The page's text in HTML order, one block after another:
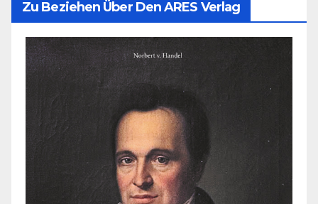
Zu Beziehen Über Den ARES Verlag